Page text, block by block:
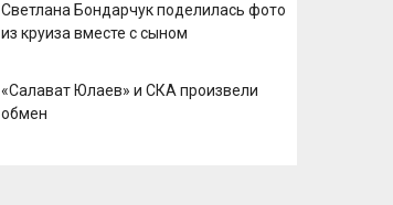
Светлана Бондарчук поделилась фото
из круиза вместе с сыном
«Салават Юлаев» и СКА произвели
обмен